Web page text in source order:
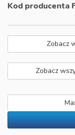
Kod producenta
Zobacz
Zobacz